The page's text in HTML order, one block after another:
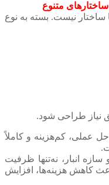
نیست. بسته به نوع
نیاز طراحی شود.
عملی، کم‌هزینه و کاملاً
سازه انبار، نه‌تنها ظرفیت
کاهش هزینه‌ها، افزایش